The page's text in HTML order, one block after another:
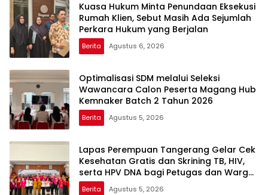
Kuasa Hukum Minta Penundaan Eksekusi
Rumah Klien, Sebut Masih Ada Sejumlah
Perkara Hukum yang Berjalan
Berita Agustus 6, 2026
Optimalisasi SDM melalui Seleksi
Wawancara Calon Peserta Magang Hub
Kemnaker Batch 2 Tahun 2026
Berita Agustus 5, 2026
Lapas Perempuan Tangerang Gelar Cek
Kesehatan Gratis dan Skrining TB, HIV,
serta HPV DNA bagi Petugas dan Warga
Binaan
Berita Agustus 5, 2026